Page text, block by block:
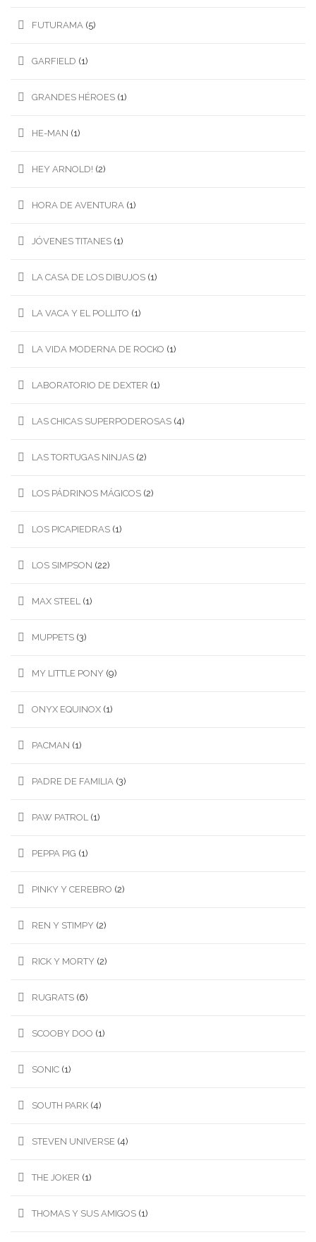
FUTURAMA (5)
GARFIELD (1)
GRANDES HÉROES (1)
HE-MAN (1)
HEY ARNOLD! (2)
HORA DE AVENTURA (1)
JÓVENES TITANES (1)
LA CASA DE LOS DIBUJOS (1)
LA VACA Y EL POLLITO (1)
LA VIDA MODERNA DE ROCKO (1)
LABORATORIO DE DEXTER (1)
LAS CHICAS SUPERPODEROSAS (4)
LAS TORTUGAS NINJAS (2)
LOS PÁDRINOS MÁGICOS (2)
LOS PICAPIEDRAS (1)
LOS SIMPSON (22)
MAX STEEL (1)
MUPPETS (3)
MY LITTLE PONY (9)
ONYX EQUINOX (1)
PACMAN (1)
PADRE DE FAMILIA (3)
PAW PATROL (1)
PEPPA PIG (1)
PINKY Y CEREBRO (2)
REN Y STIMPY (2)
RICK Y MORTY (2)
RUGRATS (6)
SCOOBY DOO (1)
SONIC (1)
SOUTH PARK (4)
STEVEN UNIVERSE (4)
THE JOKER (1)
THOMAS Y SUS AMIGOS (1)